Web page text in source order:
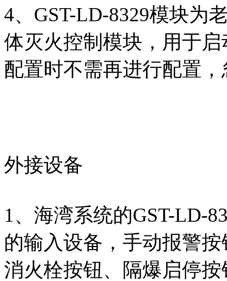
4、GST-LD-8329模块为
体灭火控制模块，用于
配置时不需再进行配置
外接设备
1、海湾系统的GST-LD-
的输入设备，手动报警
消火栓按钮、隔爆启停